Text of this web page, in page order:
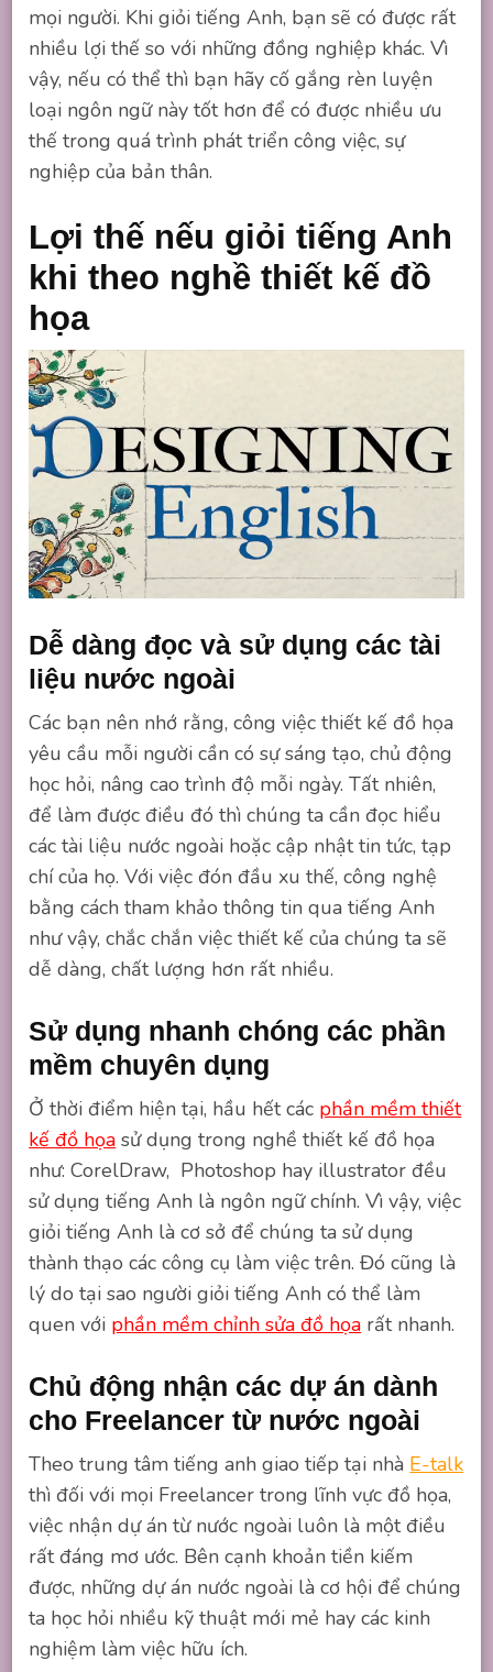
mọi người. Khi giỏi tiếng Anh, bạn sẽ có được rất
nhiều lợi thế so với những đồng nghiệp khác. Vì
vậy, nếu có thể thì bạn hãy cố gắng rèn luyện
loại ngôn ngữ này tốt hơn để có được nhiều ưu
thế trong quá trình phát triển công việc, sự
nghiệp của bản thân.
Lợi thế nếu giỏi tiếng Anh
khi theo nghề thiết kế đồ
họa
Dễ dàng đọc và sử dụng các tài
liệu nước ngoài
Các bạn nên nhớ rằng, công việc thiết kế đồ họa
yêu cầu mỗi người cần có sự sáng tạo, chủ động
học hỏi, nâng cao trình độ mỗi ngày. Tất nhiên,
để làm được điều đó thì chúng ta cần đọc hiểu
các tài liệu nước ngoài hoặc cập nhật tin tức, tạp
chí của họ. Với việc đón đầu xu thế, công nghệ
bằng cách tham khảo thông tin qua tiếng Anh
như vậy, chắc chắn việc thiết kế của chúng ta sẽ
dễ dàng, chất lượng hơn rất nhiều.
Sử dụng nhanh chóng các phần
mềm chuyên dụng
Ở thời điểm hiện tại, hầu hết các phần mềm thiết
kế đồ họa sử dụng trong nghề thiết kế đồ họa
như: CorelDraw, Photoshop hay illustrator đều
sử dụng tiếng Anh là ngôn ngữ chính. Vì vậy, việc
giỏi tiếng Anh là cơ sở để chúng ta sử dụng
thành thạo các công cụ làm việc trên. Đó cũng là
lý do tại sao người giỏi tiếng Anh có thể làm
quen với phần mềm chỉnh sửa đồ họa rất nhanh.
Chủ động nhận các dự án dành
cho Freelancer từ nước ngoài
Theo trung tâm tiếng anh giao tiếp tại nhà E-talk
thì đối với mọi Freelancer trong lĩnh vực đồ họa,
việc nhận dự án từ nước ngoài luôn là một điều
rất đáng mơ ước. Bên cạnh khoản tiền kiếm
được, những dự án nước ngoài là cơ hội để chúng
ta học hỏi nhiều kỹ thuật mới mẻ hay các kinh
nghiệm làm việc hữu ích.